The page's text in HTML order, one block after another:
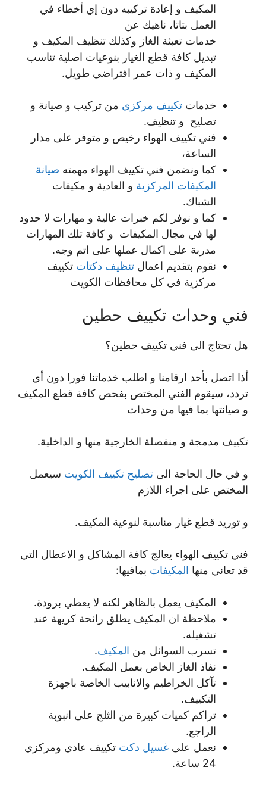
المكيف و إعادة تركيبه دون إي أخطاء في
العمل بتاتا، ناهيك عن
خدمات تعبئة الغاز وكذلك تنظيف المكيف و
تبديل كافة قطع الغيار بنوعيات اصلية تناسب
المكيف و ذات عمر افتراضي طويل.
خدمات تكييف مركزي من تركيب و صيانة و
تصليح و تنظيف.
فني تكييف الهواء رخيص و متوفر على مدار
الساعة،
كما ونضمن فني تكييف الهواء مهمته صيانة
المكيفات المركزية و العادية و مكيفات
الشباك.
كما و نوفر لكم خبرات عالية و مهارات لا حدود
لها في مجال المكيفات و كافة تلك المهارات
مدربة على اكمال عملها على اتم وجه.
نقوم بتقديم اعمال تنظيف دكتات تكييف
مركزية في كل محافظات الكويت
فني وحدات تكييف حطين
هل تحتاج الى فني تكييف حطين؟
أذا اتصل بأحد ارقامنا و اطلب خدماتنا فورا دون أي
تردد، سيقوم الفني المختص بفحص كافة قطع المكيف
و صيانتها بما فيها من وحدات
تكييف مدمجة و منفصلة الخارجية منها و الداخلية.
و في حال الحاجة الى تصليح تكييف الكويت سيعمل
المختص على اجراء اللازم
و توريد قطع غيار مناسبة لنوعية المكيف.
فني تكييف الهواء يعالج كافة المشاكل و الاعطال التي
قد تعاني منها المكيفات بمافيها:
المكيف يعمل بالظاهر لكنه لا يعطي برودة.
ملاحظة ان المكيف يطلق رائحة كريهة عند
تشغيله.
تسرب السوائل من المكيف.
نفاذ الغاز الخاص بعمل المكيف.
تآكل الخراطيم والانابيب الخاصة باجهزة
التكييف.
تراكم كميات كبيرة من الثلج على انبوبة
الراجع.
نعمل على غسيل دكت تكييف عادي ومركزي
24 ساعة.